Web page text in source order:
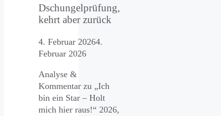
Dschungelprüfung,
kehrt aber zurück
4. Februar 20264.
Februar 2026
Analyse &
Kommentar zu „Ich
bin ein Star – Holt
mich hier raus!“ 2026,